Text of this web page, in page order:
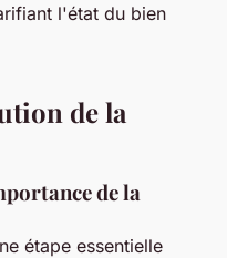
l'état du bien
de la
de la
étape essentielle